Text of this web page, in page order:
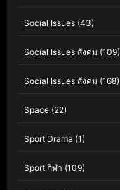
Social Issues (43)
Social Issues สังคม (109)
Social Issues สังคม (168)
Space (22)
Sport Drama (1)
Sport กีฬา (109)